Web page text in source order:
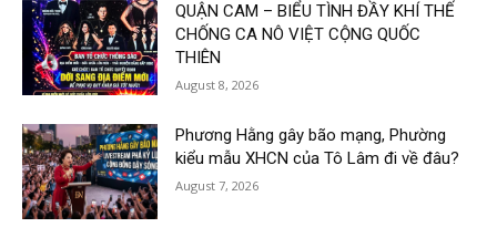
QUẬN CAM – BIỂU TÌNH ĐẦY KHÍ THẾ
CHỐNG CA NÔ VIỆT CỘNG QUỐC
THIÊN
August 8, 2026
Phương Hằng gây bão mạng, Phường
kiểu mẫu XHCN của Tô Lâm đi về đâu?
August 7, 2026